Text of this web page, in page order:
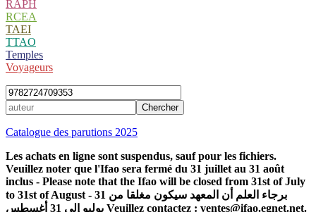
RAPH
RCEA
TAEI
TTAO
Temples
Voyageurs
Catalogue des parutions 2025
Les achats en ligne sont suspendus, sauf pour les fichiers.
Veuillez noter que l'Ifao sera fermé du 31 juillet au 31 août
inclus - Please note that the Ifao will be closed from 31st of July
to 31st of August - برجاء العلم أن المعهد سيكون مغلقا من 31
يوليو إلى 31 أغسطس Veuillez contactez : ventes@ifao.egnet.net.